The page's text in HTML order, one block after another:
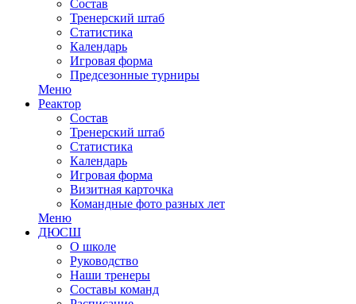
Состав
Тренерский штаб
Статистика
Календарь
Игровая форма
Предсезонные турниры
Меню
Реактор
Состав
Тренерский штаб
Статистика
Календарь
Игровая форма
Визитная карточка
Командные фото разных лет
Меню
ДЮСШ
О школе
Руководство
Наши тренеры
Составы команд